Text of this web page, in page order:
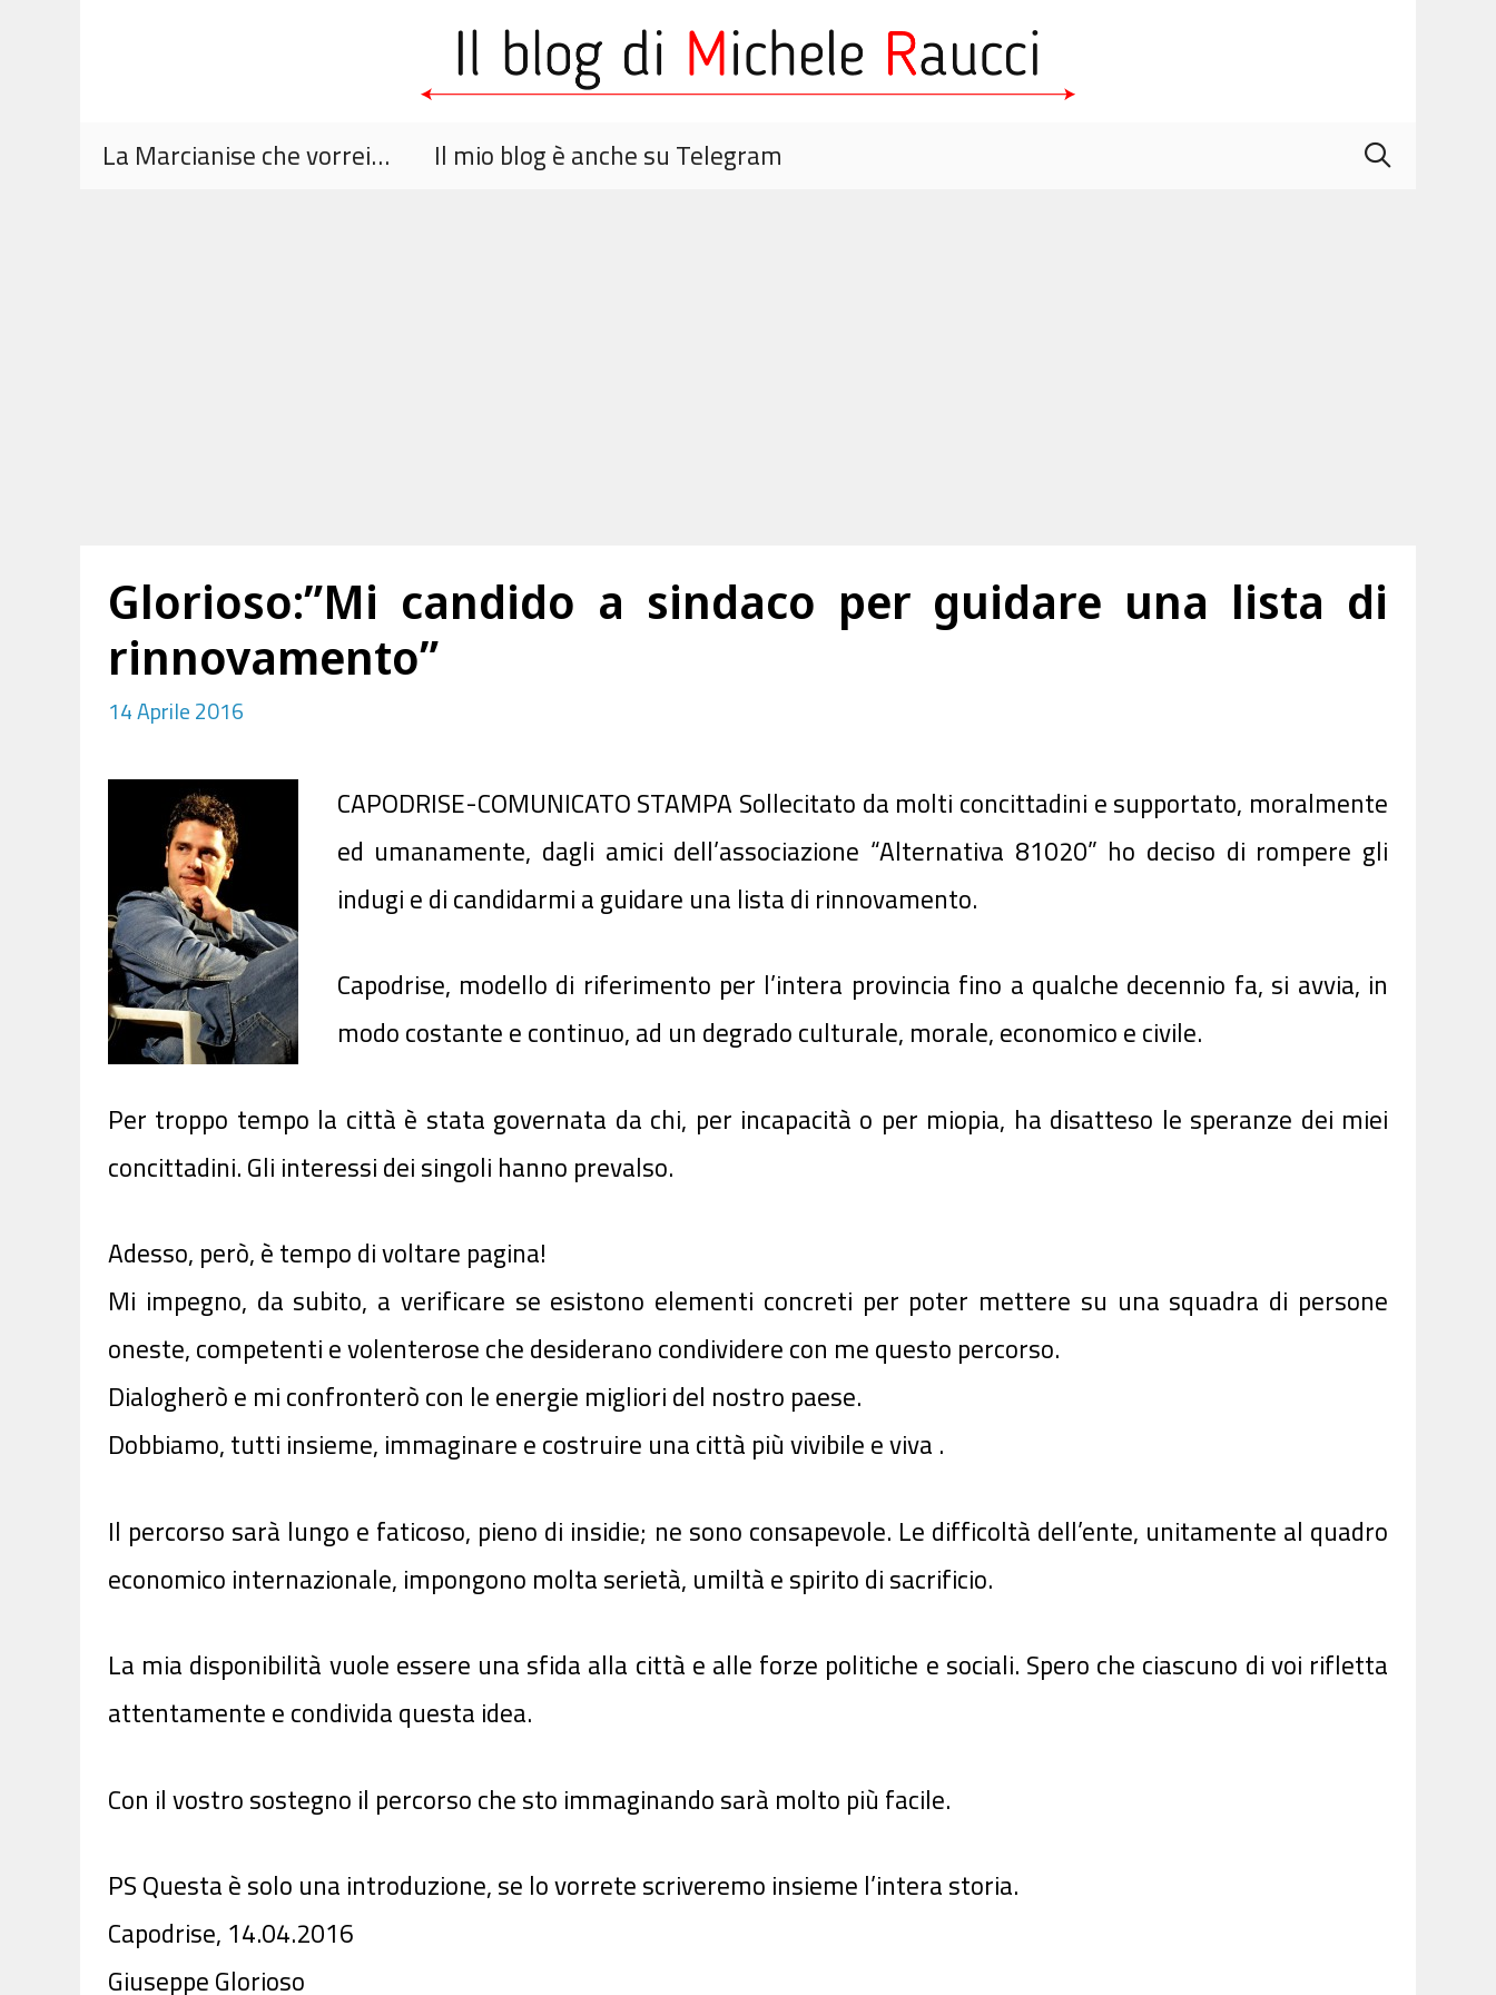
La Marcianise che vorrei… Il mio blog è anche su Telegram
Glorioso:”Mi candido a sindaco per guidare una lista di
rinnovamento”
14 Aprile 2016
CAPODRISE-COMUNICATO STAMPA Sollecitato da molti concittadini e supportato, moralmente
ed umanamente, dagli amici dell’associazione “Alternativa 81020” ho deciso di rompere gli
indugi e di candidarmi a guidare una lista di rinnovamento.
Capodrise, modello di riferimento per l’intera provincia fino a qualche decennio fa, si avvia, in
modo costante e continuo, ad un degrado culturale, morale, economico e civile.
Per troppo tempo la città è stata governata da chi, per incapacità o per miopia, ha disatteso le speranze dei miei
concittadini. Gli interessi dei singoli hanno prevalso.
Adesso, però, è tempo di voltare pagina!
Mi impegno, da subito, a verificare se esistono elementi concreti per poter mettere su una squadra di persone
oneste, competenti e volenterose che desiderano condividere con me questo percorso.
Dialogherò e mi confronterò con le energie migliori del nostro paese.
Dobbiamo, tutti insieme, immaginare e costruire una città più vivibile e viva .
Il percorso sarà lungo e faticoso, pieno di insidie; ne sono consapevole. Le difficoltà dell’ente, unitamente al quadro
economico internazionale, impongono molta serietà, umiltà e spirito di sacrificio.
La mia disponibilità vuole essere una sfida alla città e alle forze politiche e sociali. Spero che ciascuno di voi rifletta
attentamente e condivida questa idea.
Con il vostro sostegno il percorso che sto immaginando sarà molto più facile.
PS Questa è solo una introduzione, se lo vorrete scriveremo insieme l’intera storia.
Capodrise, 14.04.2016
Giuseppe Glorioso